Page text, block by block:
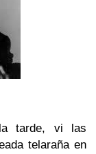
tarde, vi las
telaraña en